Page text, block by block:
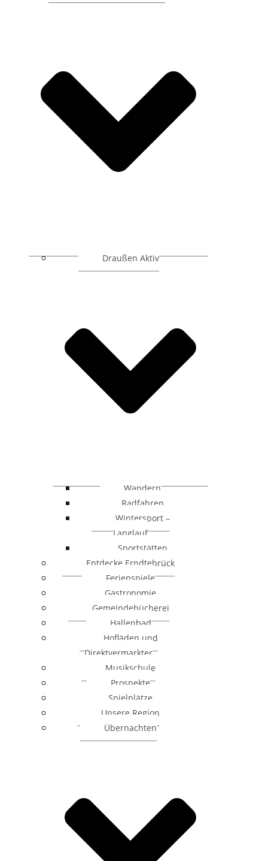
Draußen Aktiv
Wandern
Radfahren
Wintersport –
Langlauf
Sportstätten
Entdecke Erndtebrück
Ferienspiele
Gastronomie
Gemeindebücherei
Hallenbad
Hofläden und
Direktvermarkter
Musikschule
Prospekte
Spielplätze
Unsere Region
Übernachten